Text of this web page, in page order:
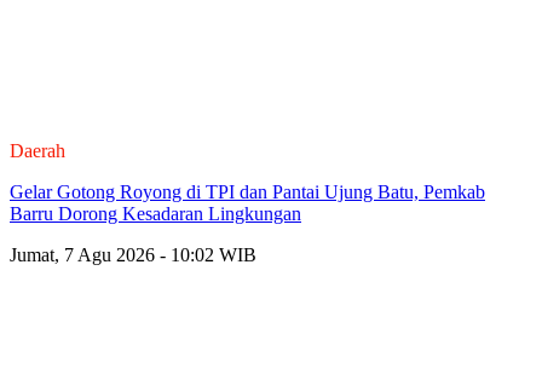
Daerah
Gelar Gotong Royong di TPI dan Pantai Ujung Batu, Pemkab
Barru Dorong Kesadaran Lingkungan
Jumat, 7 Agu 2026 - 10:02 WIB